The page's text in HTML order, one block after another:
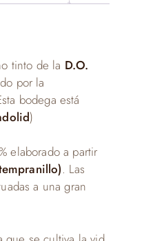
tinto de la D.O.
por la
bodega está
)
elaborado a partir
. Las
a una gran